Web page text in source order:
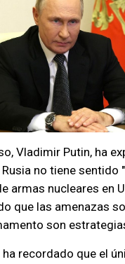
Vladimir Putin, ha
Rusia no tiene
armas nucleares en
que las amenazas
son
recordado que el